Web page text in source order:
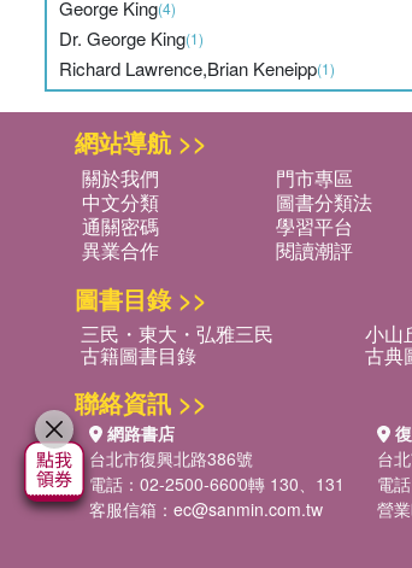
George King(4)
Dr. George King(1)
Richard Lawrence,Brian Keneipp(1)
網站導航 >>
關於我們 門市專區
中文分類
圖書分類法
通關密碼
學習平台
異業合作
閱讀潮評
圖書目錄 >>
三民・東大・弘雅三民 小山
古籍圖書目錄 古典
聯絡資訊 >>
網路書店
台北市復興北路386號
電話：02-2500-6600轉 130、131
客服信箱： ec@sanmin.com.tw
台
電
營